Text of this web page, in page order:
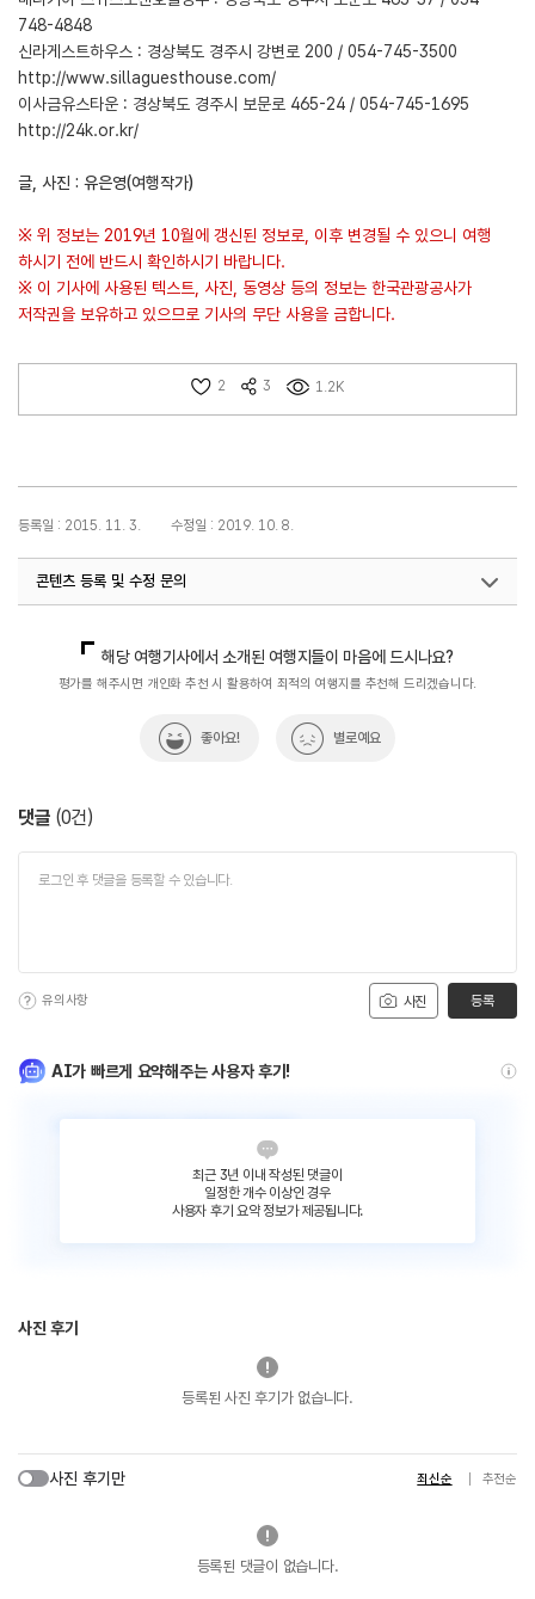
748-4848
신라게스트하우스 : 경상북도 경주시 강변로 200 / 054-745-3500
http://www.sillaguesthouse.com/
이사금유스타운 : 경상북도 경주시 보문로 465-24 / 054-745-1695
http://24k.or.kr/
글, 사진 : 유은영(여행작가)
※ 위 정보는 2019년 10월에 갱신된 정보로, 이후 변경될 수 있으니 여행
하시기 전에 반드시 확인하시기 바랍니다.
※ 이 기사에 사용된 텍스트, 사진, 동영상 등의 정보는 한국관광공사가
저작권을 보유하고 있으므로 기사의 무단 사용을 금합니다.
2 3 1.2K
등록일 : 2015. 11. 3. 수정일 : 2019. 10. 8.
콘텐츠 등록 및 수정 문의
해당 여행기사에서 소개된 여행지들이 마음에 드시나요?
평가를 해주시면 개인화 추천 시 활용하여 최적의 여행지를 추천해 드리겠습니다.
좋아요! 별로예요
댓글 (0건)
사진
유의사항 등록
AI가 빠르게 요약해주는 사용자 후기!
최근 3년 이내 작성된 댓글이
일정한 개수 이상인 경우
사용자 후기 요약 정보가 제공됩니다.
사진 후기
등록된 사진 후기가 없습니다.
사진 후기만 최신순 추천순
등록된 댓글이 없습니다.